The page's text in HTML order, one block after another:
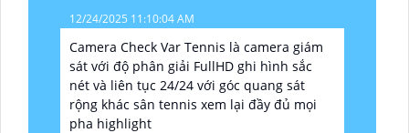
12/24/2025 11:10:04 AM
Camera Check Var Tennis là camera giám
sát với độ phân giải FullHD ghi hình sắc
nét và liên tục 24/24 với góc quang sát
rộng khác sân tennis xem lại đầy đủ mọi
pha highlight